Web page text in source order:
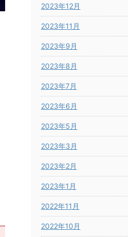
2023年12月
2023年11月
2023年9月
2023年8月
2023年7月
2023年6月
2023年5月
2023年3月
2023年2月
2023年1月
2022年11月
2022年10月